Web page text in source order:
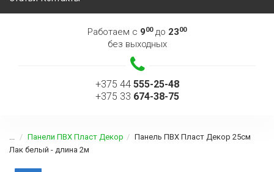
Работаем с 900до 2300
без выходных
+375 44 555-25-48
+375 33 674-38-75
... Панели ПВХ Пласт Декор
Панель ПВХ Пласт Декор 25см
Лак белый - длина 2м